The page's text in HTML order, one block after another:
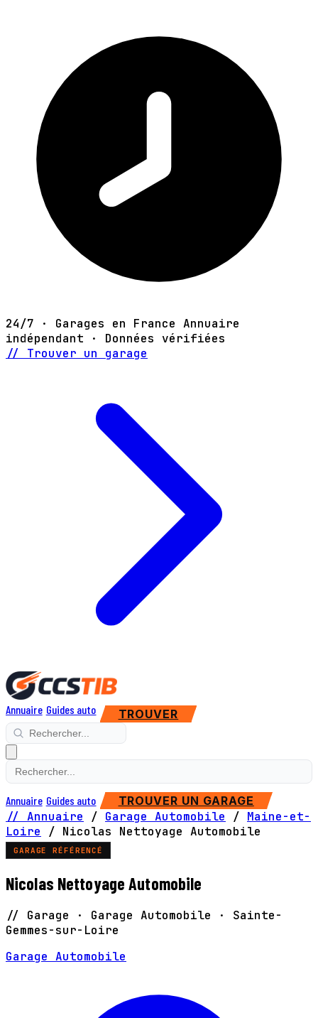
24/7 · Garages en France Annuaire
indépendant · Données vérifiées
// Trouver un garage
Annuaire Guides auto TROUVER
Annuaire Guides auto TROUVER UN GARAGE
// Annuaire / Garage Automobile / Maine-et-
Loire
/ Nicolas Nettoyage Automobile
GARAGE RÉFÉRENCÉ
Nicolas Nettoyage Automobile
// Garage · Garage Automobile · Sainte-
Gemmes-sur-Loire
Garage Automobile